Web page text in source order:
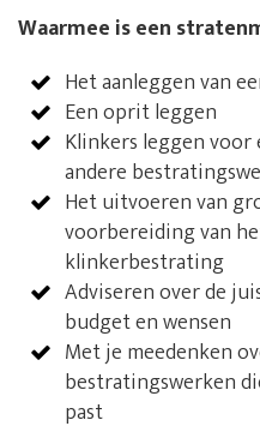
Waarmee is een
Het aanleggen van
Een oprit leggen
Klinkers leggen
andere
Het uitvoeren van
voorbereiding van
klinkerbestrating
Adviseren over de
budget en wensen
Met je meedenken
bestratingswerken
past